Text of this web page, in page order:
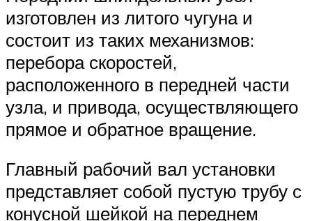
изготовлен из литого чугуна и
состоит из таких механизмов:
перебора скоростей,
расположенного в передней части
узла, и привода, осуществляющего
прямое и обратное вращение.
Главный рабочий вал установки
представляет собой пустую трубу с
конусной шейкой на переднем